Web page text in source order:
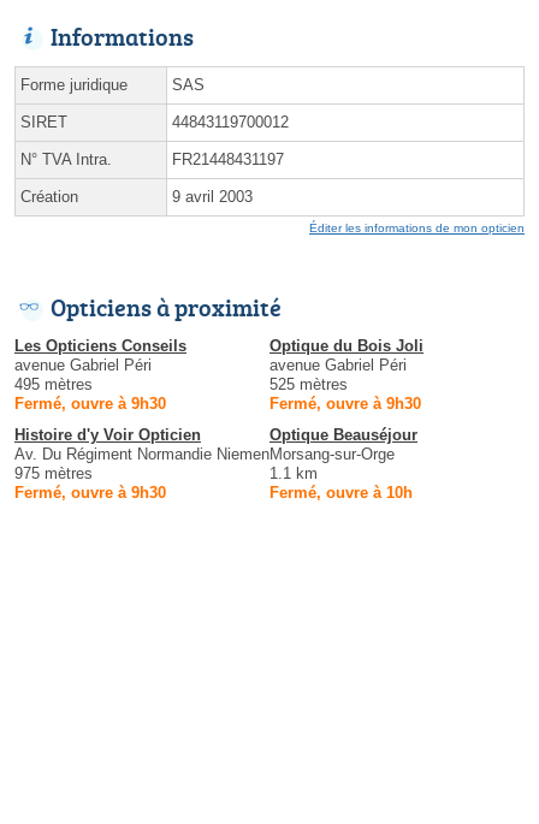
Informations
Forme juridique SAS
SIRET 44843119700012
N° TVA Intra. FR21448431197
Création 9 avril 2003
Éditer les informations de mon opticien
Opticiens à proximité
Les Opticiens Conseils
avenue Gabriel Péri
495 mètres
Fermé, ouvre à 9h30
Optique du Bois Joli
avenue Gabriel Péri
525 mètres
Fermé, ouvre à 9h30
Histoire d'y Voir Opticien
Av. Du Régiment Normandie Niemen
975 mètres
Fermé, ouvre à 9h30
Optique Beauséjour
Morsang-sur-Orge
1.1 km
Fermé, ouvre à 10h